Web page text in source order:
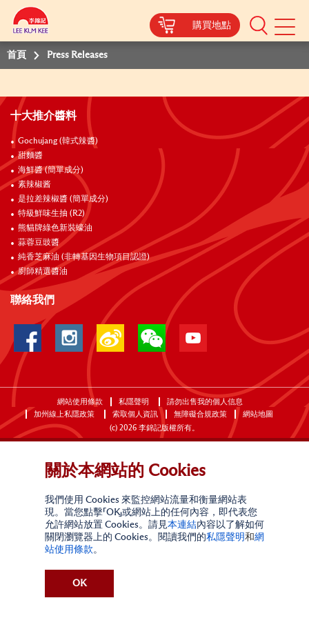
購買地點
Mobile
Menu
首頁
Press Releases
十大推介醬料
Gochujang (韓式辣醬)
甜麵醬
海鮮醬 (簡單成分)
素辣椒酱
是拉差辣椒醬 (簡單成分)
特級鮮味生抽 (R2)
熊貓牌綠色新裝蠔油
蒜蓉豆豉醬
純香芝麻油 (非轉基因生物項目認證)
廚師精選醬油
聯絡我們
網站使用條款 私隱聲明
請勿出售我的個人信息
加州線上私隱政策
索取個人資訊 無障礙合規政策
網站地圖
(c) 2026 李錦記版權所有。
關於本網站的 Cookies
我們使用 Cookies 來監控網站流量和衡量網站表
現。當您點擊「OK」或網站上的任何內容，即代表您
允許網站放置 Cookies。請見本連結內容以了解如何
關閉瀏覽器上的 Cookies。閱讀我們的私隱聲明和網
站使用條款。
OK